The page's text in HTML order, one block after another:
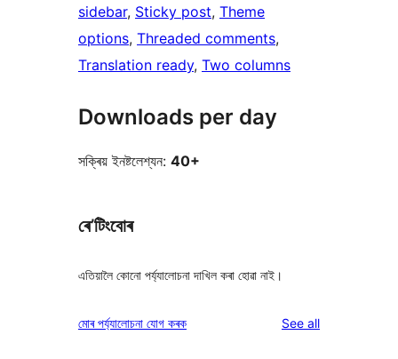
sidebar, Sticky post, Theme
options, Threaded comments
Translation ready, Two columns
Downloads per day
সক্ৰিয় ইনষ্টলেশ্যন: 40+
ৰে’টিংবোৰ
এতিয়ালৈ কোনো পৰ্য্যালোচনা দাখিল কৰা হোৱা নাই।
মোৰ পৰ্য্যালোচনা যোগ কৰক See allreviews